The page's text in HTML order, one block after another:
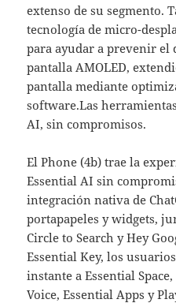
extenso de su segmento.
tecnología de micro-
para ayudar a prevenir el
pantalla AMOLED,
pantalla mediante
software.Las
AI, sin compromisos.
El Phone (4b) trae la
Essential AI sin
integración nativa de
portapapeles y widgets,
Circle to Search y Hey
Essential Key, los
instante a Essential
Voice, Essential Apps y